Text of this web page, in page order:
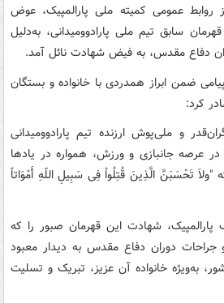
روابط عمومی کمیته ملی پارالمپیک، عوض
۷۰ درصد و قهرمان سابق تیم ملی پارادوومیدانی، به‌دلیل
دفاع مقدس، به فیض شهادت نائل آمد.
ضمن ابراز همدردی با خانواده و بستگان
کرد:
و ملی‌پوش ارزنده تیم پارادوومیدانی
در عرصه جانبازی و ورزش، همواره در یادها
"ولاَ تَحْسَبَنَّ الَّذِینَ قُتِلُواْ فِی سَبِیلِ اللّهِ أَمْوَاتاً
پارالمپیک، شهادت این قهرمان صبور را که
دوران دفاع مقدس به دیدار معبود
به‌ویژه خانواده آن عزیز، تبریک و تسلیت